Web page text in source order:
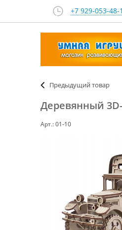
+7 929-053-48-
Предыдущий товар
Арт.: 01-10
Деревянный 3D-